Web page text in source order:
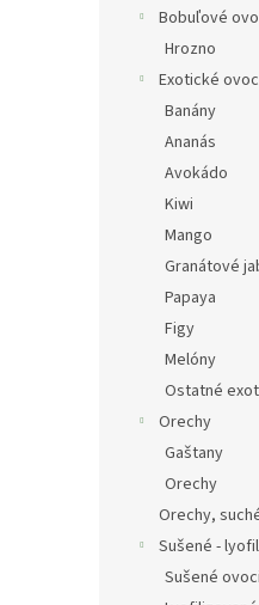
Bobuľové
Hrozno
Exotické
Banány
Ananás
Avokádo
Kiwi
Mango
Granátové
Papaya
Figy
Melóny
Ostatné
Orechy
Gaštany
Orechy
Orechy,
Sušené -
Sušené